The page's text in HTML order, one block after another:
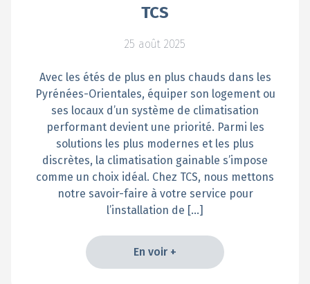
TCS
25 août 2025
Avec les étés de plus en plus chauds dans les
Pyrénées-Orientales, équiper son logement ou
ses locaux d’un système de climatisation
performant devient une priorité. Parmi les
solutions les plus modernes et les plus
discrètes, la climatisation gainable s’impose
comme un choix idéal. Chez TCS, nous mettons
notre savoir-faire à votre service pour
l’installation de […]
En voir +